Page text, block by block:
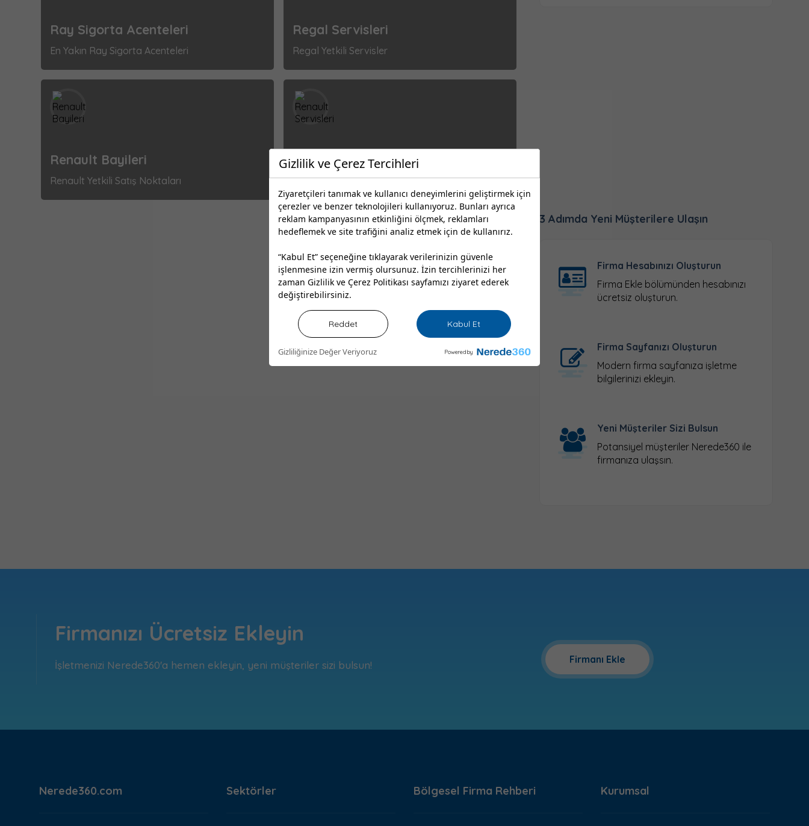
Gizlilik ve Çerez Tercihleri
Ziyaretçileri tanımak ve kullanıcı deneyimlerini geliştirmek için
çerezler ve benzer teknolojileri kullanıyoruz. Bunları ayrıca
reklam kampanyasının etkinliğini ölçmek, reklamları
hedeflemek ve site trafiğini analiz etmek için de kullanırız.
“Kabul Et” seçeneğine tıklayarak verilerinizin güvenle
işlenmesine izin vermiş olursunuz. İzin tercihlerinizi her
zaman Gizlilik ve Çerez Politikası sayfamızı ziyaret ederek
değiştirebilirsiniz.
Reddet Kabul Et
Gizliliğinize Değer Veriyoruz Powered by
Ray Sigorta Acenteleri
En Yakın Ray Sigorta Acenteleri
Regal Servisleri
Regal Yetkili Servisler
Renault Bayileri
Renault Yetkili Satış Noktaları
Renault Servisleri
Renault Yetkili Servisler
3 Adımda Yeni Müşterilere Ulaşın
Firma Hesabınızı Oluşturun
Firma Ekle bölümünden hesabınızı
ücretsiz oluşturun.
Firma Sayfanızı Oluşturun
Modern firma sayfanıza işletme
bilgilerinizi ekleyin.
Yeni Müşteriler Sizi Bulsun
Potansiyel müşteriler Nerede360 ile
firmanıza ulaşsın.
Firmanızı Ücretsiz Ekleyin
İşletmenizi Nerede360'a hemen ekleyin, yeni müşteriler sizi bulsun! Firmanı Ekle
Nerede360.com Sektörler Bölgesel Firma Rehberi Kurumsal